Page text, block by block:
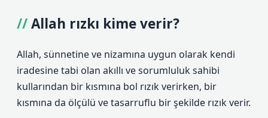
Allah rızkı kime verir?
Allah, sünnetine ve nizamına uygun olarak kendi
iradesine tabi olan akıllı ve sorumluluk sahibi
kullarından bir kısmına bol rızık verirken, bir
kısmına da ölçülü ve tasarruflu bir şekilde rızık verir.